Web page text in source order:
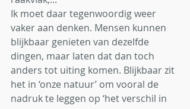
Ik moet daar tegenwoordig weer
vaker aan denken. Mensen kunnen
blijkbaar genieten van dezelfde
dingen, maar laten dat dan toch
anders tot uiting komen. Blijkbaar zit
het in ‘onze natuur’ om vooral de
nadruk te leggen op ‘het verschil in